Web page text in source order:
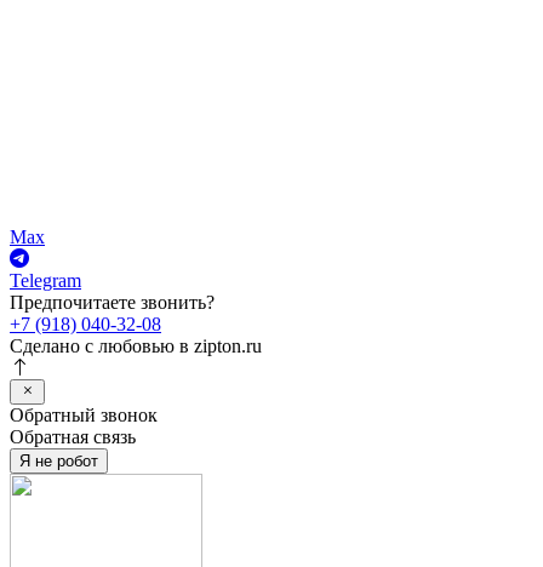
Max
Telegram
Предпочитаете звонить?
+7 (918) 040-32-08
Сделано с любовью в zipton.ru
Обратный звонок
Обратная связь
Я не робот